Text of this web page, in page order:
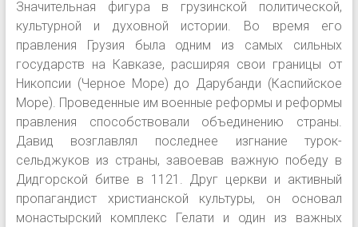
Значительная фигура в грузинской политической,
культурной и духовной истории. Во время его
правления Грузия была одним из самых сильных
государств на Кавказе, расширяя свои границы от
Никопсии (Черное Море) до Дарубанди (Каспийское
Море). Проведенные им военные реформы и реформы
правления способствовали объединению страны.
Давид возглавлял последнее изгнание турок-
сельджуков из страны, завоевав важную победу в
Дидгорской битве в 1121. Друг церкви и активный
пропагандист христианской культуры, он основал
монастырский комплекс Гелати и один из важных